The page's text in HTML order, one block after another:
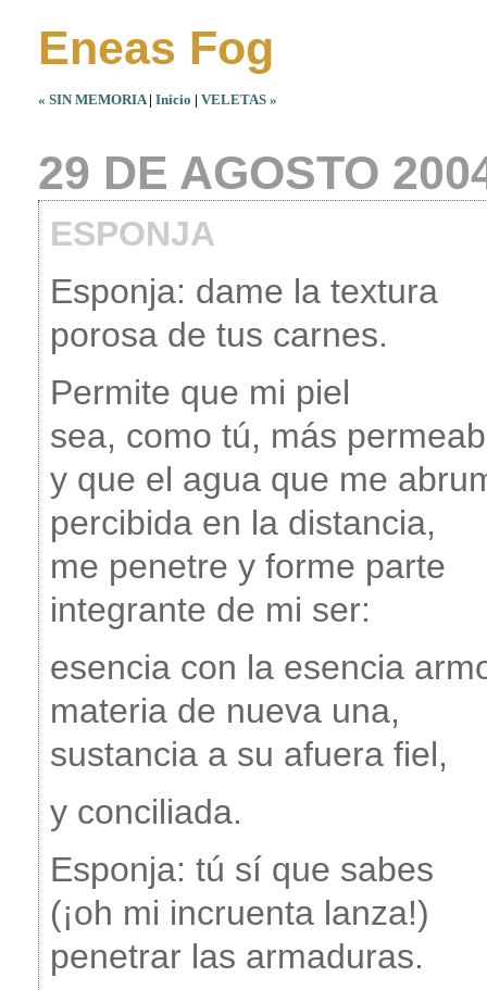
Eneas Fog
« SIN MEMORIA| Inicio | VELETAS »
29 DE AGOSTO
ESPONJA
Esponja: dame la textura
porosa de tus carnes.
Permite que mi piel
sea, como tú, más
y que el agua que me
percibida en la distancia,
me penetre y forme parte
integrante de mi ser:
esencia con la esencia
materia de nueva una,
sustancia a su afuera fiel,
y conciliada.
Esponja: tú sí que sabes
(¡oh mi incruenta lanza!)
penetrar las armaduras.